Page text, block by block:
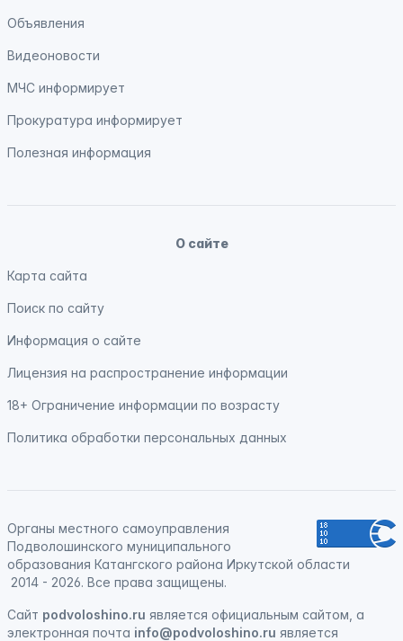
Объявления
Видеоновости
МЧС информирует
Прокуратура информирует
Полезная информация
О сайте
Карта сайта
Поиск по сайту
Информация о сайте
Лицензия на распространение информации
18+ Ограничение информации по возрасту
Политика обработки персональных данных
Органы местного самоуправления
Подволошинского муниципального
образования Катангского района Иркутской области
2014 - 2026. Все права защищены.
Сайт podvoloshino.ru является официальным сайтом, а
электронная почта info@podvoloshino.ru является